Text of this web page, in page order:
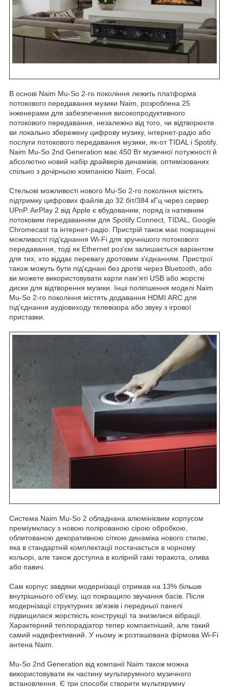
В основі Naim Mu-So 2-го покоління лежить платформа
потокового передавання музики Naim, розроблена 25
інженерами для забезпечення високопродуктивного
потокового передавання, незалежно від того, чи відтворюєте
ви локально збережену цифрову музику, інтернет-радіо або
послуги потокового передавання музики, як-от TIDAL і Spotify.
Naim Mu-So 2nd Generation має 450 Вт музичної потужності й
абсолютно новий набір драйверів динаміків, оптимізованих
спільно з дочірньою компанією Naim, Focal.
Стельові можливості нового Mu-So 2-го покоління містять
підтримку цифрових файлів до 32 біт/384 кГц через сервер
UPnP. AirPlay 2 від Apple є вбудованим, поряд із нативним
потоковим передаванням для Spotify Connect, TIDAL, Google
Chromecast та інтернет-радіо. Пристрій також має покращені
можливості під'єднання Wi-Fi для зручнішого потокового
передавання, тоді як Ethernet роз'єм залишається варіантом
для тих, хто віддає перевагу дротовим з'єднанням. Пристрої
також можуть бути під'єднані без дротів через Bluetooth, або
ви можете використовувати карти пам'яті USB або жорсткі
диски для відтворення музики. Інші поліпшення моделі Naim
Mu-So 2-го покоління містять додавання HDMI ARC для
під'єднання аудіовиходу телевізора або звуку з ігрової
приставки.
Система Naim Mu-So 2 обладнана алюмінієвим корпусом
преміумкласу з новою полірованою сірою обробкою,
облитованою декоративною сіткою динаміка нового стилю,
яка в стандартній комплектації постачається в чорному
кольорі, але також доступна в колірній гамі теракота, олива
або павич.
Сам корпус завдяки модернізації отримав на 13% більше
внутрішнього об'єму, що покращило звучання басів. Після
модернізації структурних зв'язків і передньої панелі
підвищилася жорсткість конструкції та знизилися вібрації.
Характерний теплорадіатор тепер компактніший, але такий
самий надефективний. У ньому ж розташована фірмова Wi-Fi
антена Naim.
Mu-So 2nd Generation від компанії Naim також можна
використовувати як частину мультирумного музичного
встановлення. Є три способи створити мультирумну